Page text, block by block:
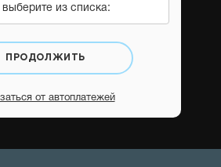
из списка:
ПРОДОЛЖИТЬ
от автоплатежей